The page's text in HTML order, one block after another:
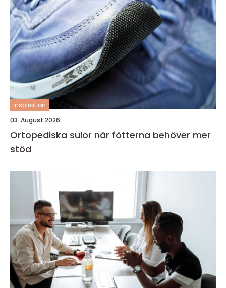
inspiration
03. August 2026
Ortopediska sulor när fötterna behöver mer
stöd